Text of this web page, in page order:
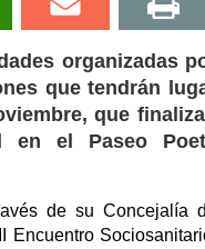
organizadas
que tendrán
que
en el Paseo
de su Concejalía
Encuentro